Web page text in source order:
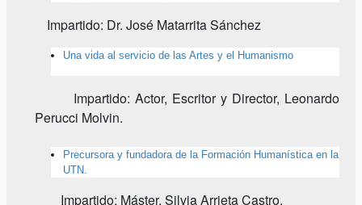
Impartido: Dr. José Matarrita Sánchez
Una vida al servicio de las Artes y el Humanismo
Impartido: Actor, Escritor y Director, Leonardo
Perucci Molvin.
Precursora y fundadora de la Formación Humanística en la
UTN.
Impartido: Máster, Silvia Arrieta Castro.